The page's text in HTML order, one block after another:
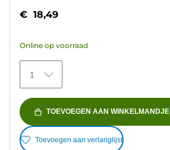
de
sterren.
74
beoordelingen
€ 18,49
Online op voorraad
1
TOEVOEGEN AAN WINKELMANDJE
Toevoegen aan verlanglijst